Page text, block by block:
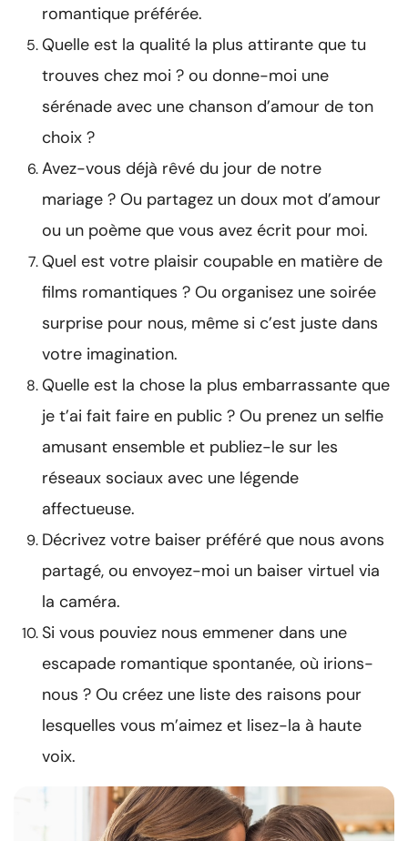
romantique préférée.
Quelle est la qualité la plus attirante que tu
trouves chez moi ? ou donne-moi une
sérénade avec une chanson d’amour de ton
choix ?
Avez-vous déjà rêvé du jour de notre
mariage ? Ou partagez un doux mot d’amour
ou un poème que vous avez écrit pour moi.
Quel est votre plaisir coupable en matière de
films romantiques ? Ou organisez une soirée
surprise pour nous, même si c’est juste dans
votre imagination.
Quelle est la chose la plus embarrassante que
je t’ai fait faire en public ? Ou prenez un selfie
amusant ensemble et publiez-le sur les
réseaux sociaux avec une légende
affectueuse.
Décrivez votre baiser préféré que nous avons
partagé, ou envoyez-moi un baiser virtuel via
la caméra.
Si vous pouviez nous emmener dans une
escapade romantique spontanée, où irions-
nous ? Ou créez une liste des raisons pour
lesquelles vous m’aimez et lisez-la à haute
voix.